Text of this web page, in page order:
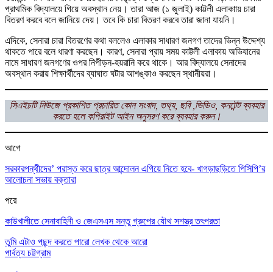
প্রাথমিক বিদ্যালয়ে গিয়ে অবস্থান নেয়। তারা আজ (১ জুলাই) কাট্টলী এলাকাায় চারা
বিতরণ করবে বলে জানিয়ে দেয়। তবে কি চারা বিতরণ করবে তারা জানা যায়নি।
এদিকে, সেনারা চারা বিতরণের কথা বললেও এলাকার সাধারণ জনগণ তাদের ভিন্ন উদ্দেশ্য
থাকতে পারে বলে ধারণা করছেন। কারণ, সেনারা প্রায় সময় কাট্টলী এলাকায় অভিযানের
নামে সাধারণ জনগণের ওপর নিপীড়ন-হয়রানি করে থাকে। আর বিদ্যালয়ে সেনাদের
অবস্থান করায় শিক্ষার্থীদের ব্যাঘাত ঘটার আশঙ্কাও করছেন স্থানীয়রা।
সিএইচটি নিউজে প্রকাশিত প্রচারিত কোন সংবাদ, তথ্য, ছবি ,ভিডিও, কনটেন্ট ব্যবহার
করতে হলে কপিরাইট আইন অনুসরণ করে ব্যবহার করুন।
আগে
সরকারপন্থীদের’ পরাস্ত করে ছাত্র আন্দোলন এগিয়ে নিতে হবে- খাগড়াছড়িতে পিসিপি’র
আলোচনা সভায় বক্তারা
পরে
কাউখালীতে সেনাবাহিনী ও জেএসএস সন্তু গ্রুপের যৌথ সশস্ত্র তৎপরতা
তুমি এটাও পছন্দ করতে পারো লেখক থেকে আরো
পার্বত্য চট্টগ্রাম